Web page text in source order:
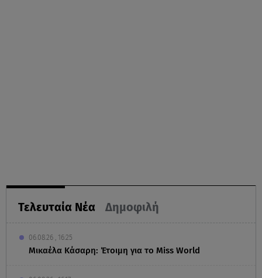
Τελευταία Νέα Δημοφιλή
06.08.26 , 16:25
Μικαέλα Κάσαρη: Έτοιμη για το Miss World